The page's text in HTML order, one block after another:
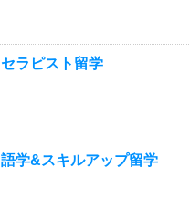
セラピスト留学
語学&スキルアップ留学